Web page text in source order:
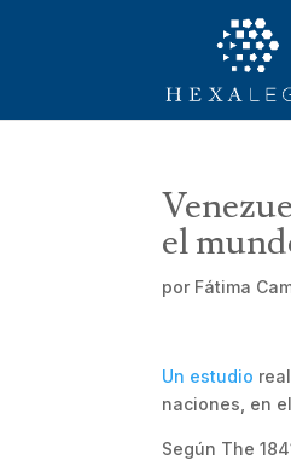
el
por Fátima
Un estudio
naciones, en
Según The